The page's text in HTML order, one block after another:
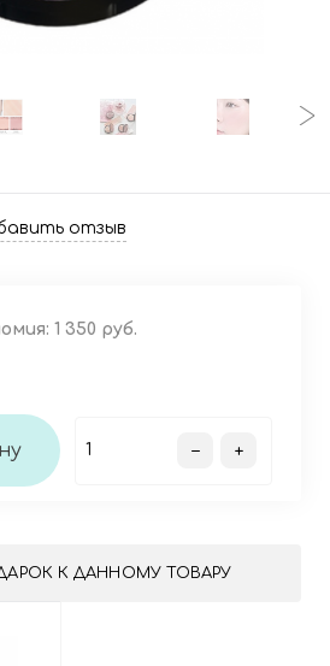
отзыв
1 350 руб.
К ДАННОМУ ТОВАРУ